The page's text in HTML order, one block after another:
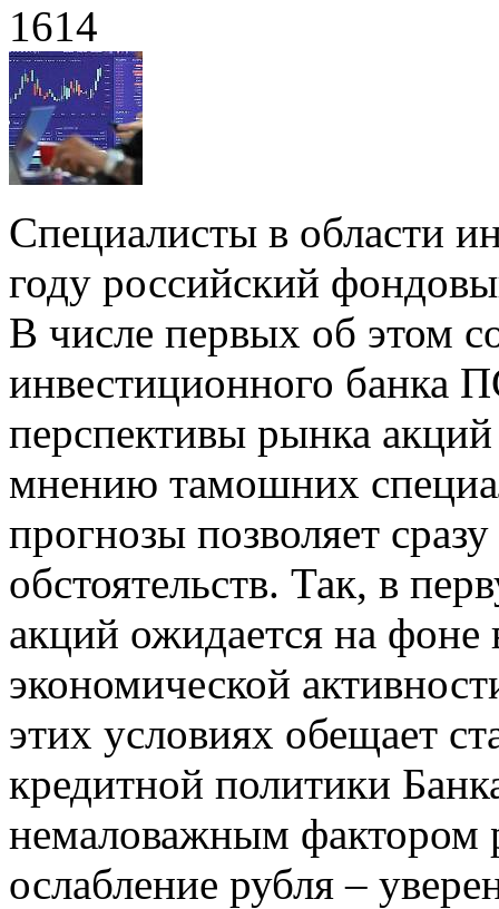
1614
Специалисты в области
году российский
В числе первых об этом
инвестиционного банка
перспективы рынка
мнению тамошних
прогнозы позволяет
обстоятельств. Так, в
акций ожидается на фоне
экономической
этих условиях обещает
кредитной политики
немаловажным фактором
ослабление рубля –